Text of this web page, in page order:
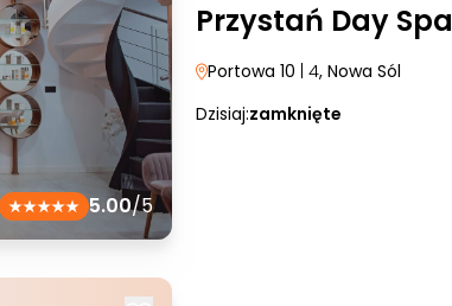
5.00/5
Przystań Day Spa
Portowa 10 | 4, Nowa Sól
Dzisiaj:zamknięte